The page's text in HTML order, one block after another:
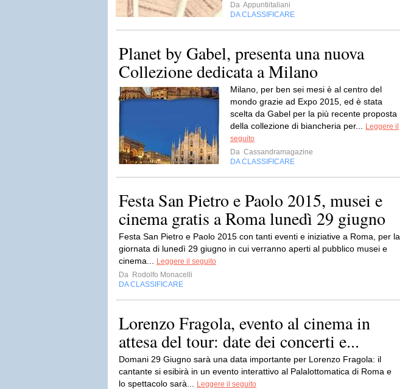
Da Appuntiitaliani
DA CLASSIFICARE
Planet by Gabel, presenta una nuova
Collezione dedicata a Milano
Milano, per ben sei mesi è al centro del
mondo grazie ad Expo 2015, ed è stata
scelta da Gabel per la più recente proposta
della collezione di biancheria per...
Leggere il
seguito
Da Cassandramagazine
DA CLASSIFICARE
Festa San Pietro e Paolo 2015, musei e
cinema gratis a Roma lunedì 29 giugno
Festa San Pietro e Paolo 2015 con tanti eventi e iniziative a Roma, per la
giornata di lunedì 29 giugno in cui verranno aperti al pubblico musei e
cinema...
Leggere il seguito
Da Rodolfo Monacelli
DA CLASSIFICARE
Lorenzo Fragola, evento al cinema in
attesa del tour: date dei concerti e...
Domani 29 Giugno sarà una data importante per Lorenzo Fragola: il
cantante si esibirà in un evento interattivo al Palalottomatica di Roma e
lo spettacolo sarà...
Leggere il seguito